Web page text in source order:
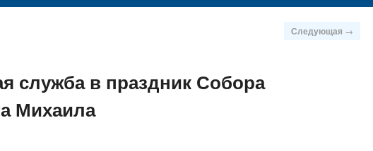
Следующая →
служба в праздник Собора
Михаила